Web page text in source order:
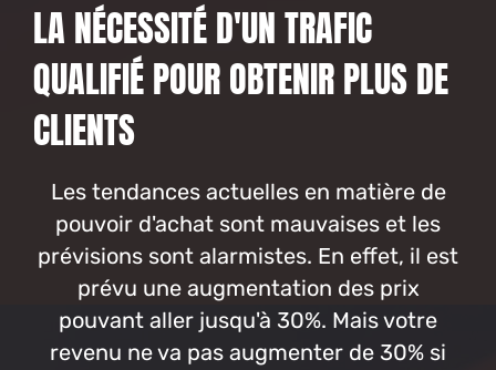
LA NÉCESSITÉ D'UN TRAFIC
QUALIFIÉ POUR OBTENIR PLUS DE
CLIENTS
Les tendances actuelles en matière de
pouvoir d'achat sont mauvaises et les
prévisions sont alarmistes. En effet, il est
prévu une augmentation des prix
pouvant aller jusqu'à 30%. Mais votre
revenu ne va pas augmenter de 30% si